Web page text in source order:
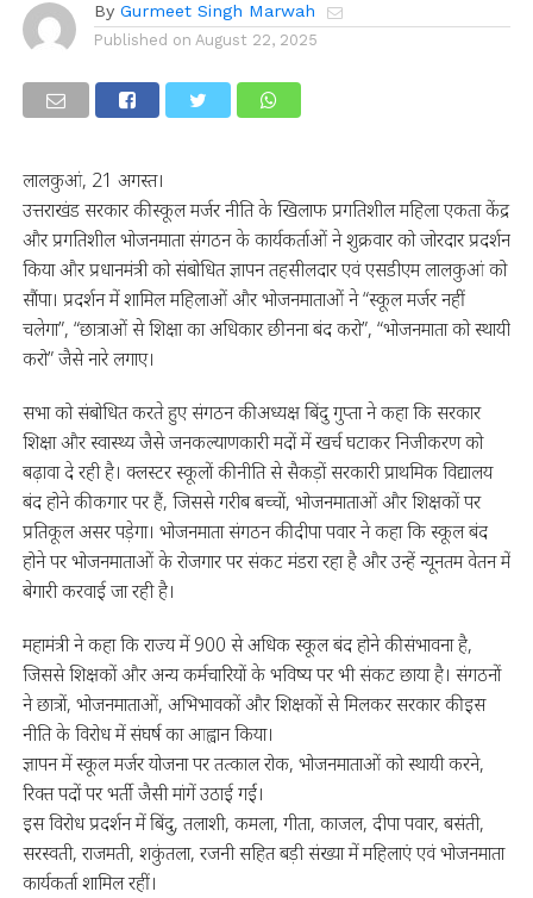
By Gurmeet Singh Marwah
Published on August 22, 2025
लालकुआं, 21 अगस्त।
उत्तराखंड सरकार की स्कूल मर्जर नीति के खिलाफ प्रगतिशील महिला एकता केंद्र
और प्रगतिशील भोजनमाता संगठन के कार्यकर्ताओं ने शुक्रवार को जोरदार प्रदर्शन
किया और प्रधानमंत्री को संबोधित ज्ञापन तहसीलदार एवं एसडीएम लालकुआं को
सौंपा। प्रदर्शन में शामिल महिलाओं और भोजनमाताओं ने “स्कूल मर्जर नहीं
चलेगा”, “छात्राओं से शिक्षा का अधिकार छीनना बंद करो”, “भोजनमाता को स्थायी
करो” जैसे नारे लगाए।
सभा को संबोधित करते हुए संगठन की अध्यक्ष बिंदु गुप्ता ने कहा कि सरकार
शिक्षा और स्वास्थ्य जैसे जनकल्याणकारी मदों में खर्च घटाकर निजीकरण को
बढ़ावा दे रही है। क्लस्टर स्कूलों की नीति से सैकड़ों सरकारी प्राथमिक विद्यालय
बंद होने की कगार पर हैं, जिससे गरीब बच्चों, भोजनमाताओं और शिक्षकों पर
प्रतिकूल असर पड़ेगा। भोजनमाता संगठन की दीपा पवार ने कहा कि स्कूल बंद
होने पर भोजनमाताओं के रोजगार पर संकट मंडरा रहा है और उन्हें न्यूनतम वेतन में
बेगारी करवाई जा रही है।
महामंत्री ने कहा कि राज्य में 900 से अधिक स्कूल बंद होने की संभावना है,
जिससे शिक्षकों और अन्य कर्मचारियों के भविष्य पर भी संकट छाया है। संगठनों
ने छात्रों, भोजनमाताओं, अभिभावकों और शिक्षकों से मिलकर सरकार की इस
नीति के विरोध में संघर्ष का आह्वान किया।
ज्ञापन में स्कूल मर्जर योजना पर तत्काल रोक, भोजनमाताओं को स्थायी करने,
रिक्त पदों पर भर्ती जैसी मांगें उठाई गईं।
इस विरोध प्रदर्शन में बिंदु, तलाशी, कमला, गीता, काजल, दीपा पवार, बसंती,
सरस्वती, राजमती, शकुंतला, रजनी सहित बड़ी संख्या में महिलाएं एवं भोजनमाता
कार्यकर्ता शामिल रहीं।